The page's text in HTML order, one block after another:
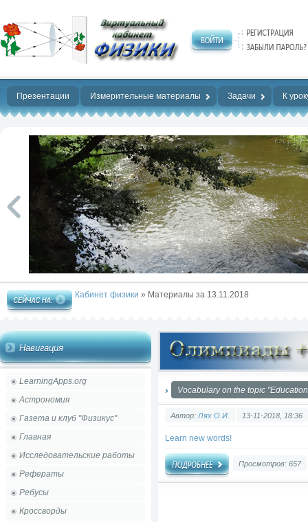
Нет предела
совершенству!
Презентации Измерительные материалы Задачи К
Кабинет физики » Материалы за 13.11.2018
Навигация
LearningApps.org
Астрономия
Газета и клуб "Физикус"
Главная
Исследовательские работы
Рефераты
Ребусы
Кроссворды
Vocabulary on the topic
Автор: Лях О.И. 13-11-2018, 18:36
Learn new words!
Просмотров: 657